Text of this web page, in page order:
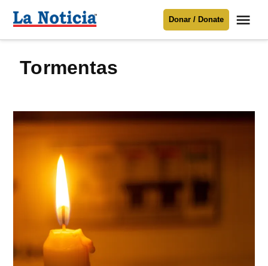
Para mantenerte informado necesitamos
contenido
Noticia
Donar / Donate
Tormentas